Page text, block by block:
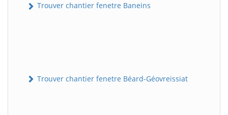
Trouver chantier fenetre Baneins
Trouver chantier fenetre Béard-Géovreissiat